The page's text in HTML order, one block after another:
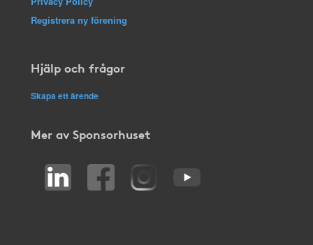
Registrera ny förening
Hjälp och frågor
Skapa ett ärende
Mer av Sponsorhuset